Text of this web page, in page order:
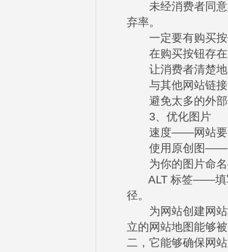
未经消费者同意
弃率。
一定要有购买按
在购买按钮存在
让消费者清楚地
与其他网站链接
避免太多的外部
3、优化图片
速度——网站要速
使用原创图——尽
为你的图片命名
ALT 标签——填写
径。
为网站创建网站
立的网站地图能够
二，它能够确保网